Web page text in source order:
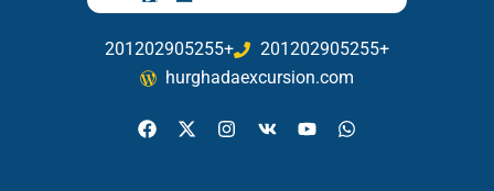
201202905255+
201202905255+
hurghadaexcursion.com